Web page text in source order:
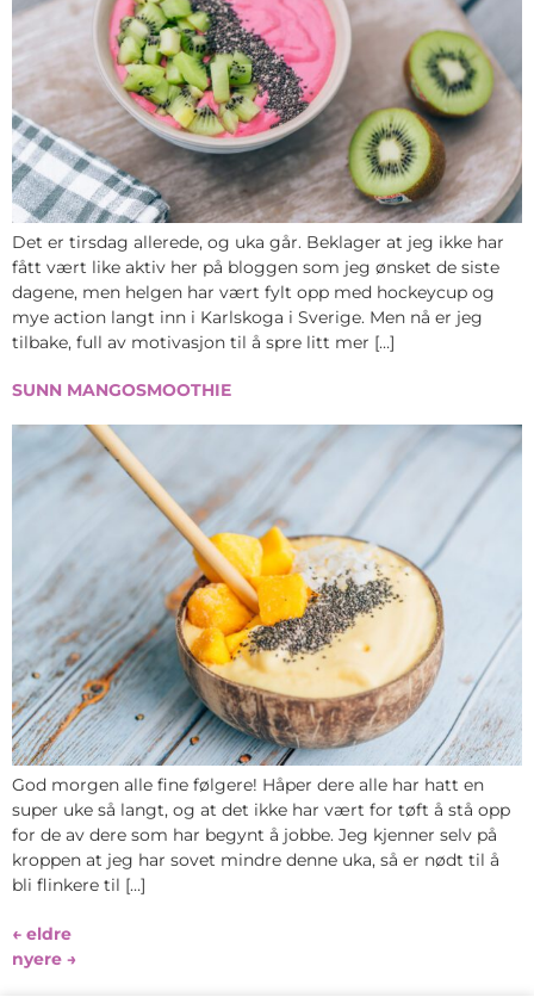
Det er tirsdag allerede, og uka går. Beklager at jeg ikke har
fått vært like aktiv her på bloggen som jeg ønsket de siste
dagene, men helgen har vært fylt opp med hockeycup og
mye action langt inn i Karlskoga i Sverige. Men nå er jeg
tilbake, full av motivasjon til å spre litt mer […]
SUNN MANGOSMOOTHIE
God morgen alle fine følgere! Håper dere alle har hatt en
super uke så langt, og at det ikke har vært for tøft å stå opp
for de av dere som har begynt å jobbe. Jeg kjenner selv på
kroppen at jeg har sovet mindre denne uka, så er nødt til å
bli flinkere til […]
← eldre
nyere →